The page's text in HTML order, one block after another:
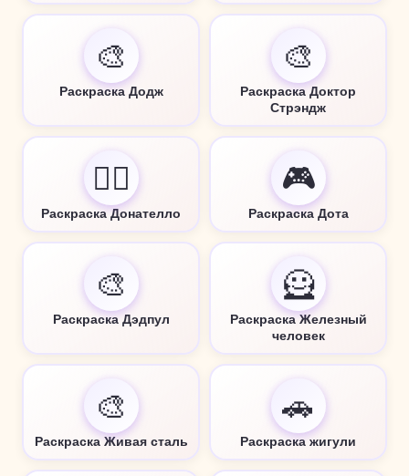
🎨
Раскраска Додж
🎨
Раскраска Доктор
Стрэндж
🦸‍♂️
Раскраска Донателло
🎮
Раскраска Дота
🎨
Раскраска Дэдпул
🦸
Раскраска Железный
человек
🎨
Раскраска Живая сталь
🚗
Раскраска жигули